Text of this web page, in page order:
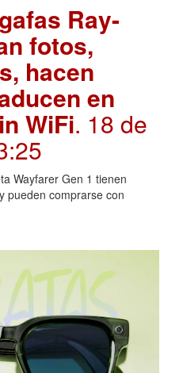
Ray-
fotos,
hacen
en
WiFi. 18 de
Wayfarer Gen 1 tienen
pueden comprarse con